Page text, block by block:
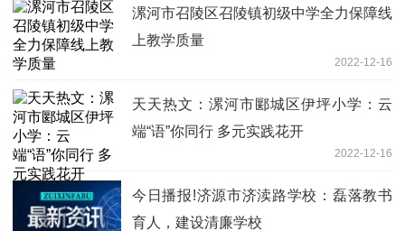
漯河市召陵区召陵镇初级中学全力保障线
上教学质量
2022-12-16
天天热文：漯河市郾城区伊坪小学：云
端“语”你同行 多元实践花开
2022-12-16
今日播报!济源市济渎路学校：磊落教书
育人，建设清廉学校